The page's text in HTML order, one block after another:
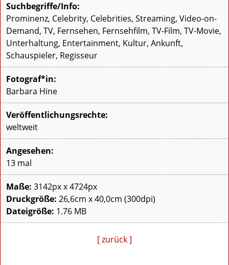
Suchbegriffe/Info:
Prominenz, Celebrity, Celebrities, Streaming, Video-on-
Demand, TV, Fernsehen, Fernsehfilm, TV-Film, TV-Movie,
Unterhaltung, Entertainment, Kultur, Ankunft,
Schauspieler, Regisseur
Fotograf*in:
Barbara Hine
Veröffentlichungsrechte:
weltweit
Angesehen:
13 mal
Maße: 3142px x 4724px
Druckgröße: 26,6cm x 40,0cm (300dpi)
Dateigröße: 1.76 MB
[ zurück ]